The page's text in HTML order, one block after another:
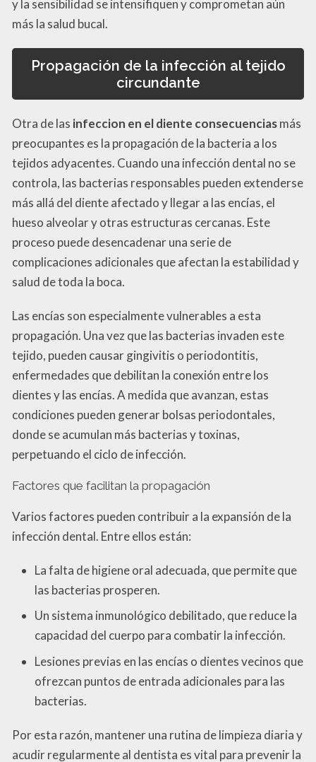
y la sensibilidad se intensifiquen y comprometan aún
más la salud bucal.
Propagación de la infección al tejido
circundante
Otra de las infeccion en el diente consecuenciasmás
preocupantes es la propagación de la bacteria a los
tejidos adyacentes. Cuando una infección dental no se
controla, las bacterias responsables pueden extenderse
más allá del diente afectado y llegar a las encías, el
hueso alveolar y otras estructuras cercanas. Este
proceso puede desencadenar una serie de
complicaciones adicionales que afectan la estabilidad y
salud de toda la boca.
Las encías son especialmente vulnerables a esta
propagación. Una vez que las bacterias invaden este
tejido, pueden causar gingivitis o periodontitis,
enfermedades que debilitan la conexión entre los
dientes y las encías. A medida que avanzan, estas
condiciones pueden generar bolsas periodontales,
donde se acumulan más bacterias y toxinas,
perpetuando el ciclo de infección.
Factores que facilitan la propagación
Varios factores pueden contribuir a la expansión de la
infección dental. Entre ellos están:
La falta de higiene oral adecuada, que permite que
las bacterias prosperen.
Un sistema inmunológico debilitado, que reduce la
capacidad del cuerpo para combatir la infección.
Lesiones previas en las encías o dientes vecinos que
ofrezcan puntos de entrada adicionales para las
bacterias.
Por esta razón, mantener una rutina de limpieza diaria y
acudir regularmente al dentista es vital para prevenir la